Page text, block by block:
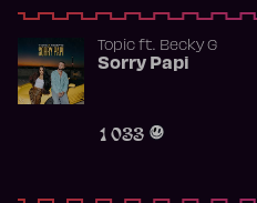
Topicft. Becky G
Sorry Papi
1 033